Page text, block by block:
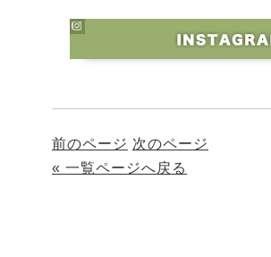
前のページ 次のページ
« 一覧ページへ戻る